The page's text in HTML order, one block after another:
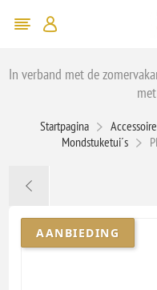
In verband met de
Startpagina
Mondstuketui´s
AANBIEDING